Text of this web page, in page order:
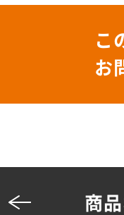
こ
お
商